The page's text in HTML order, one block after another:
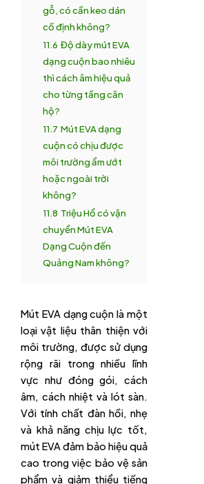
gỗ, có cần keo dán
cố định không?
11.6 Độ dày mút EVA
dạng cuộn bao nhiêu
thì cách âm hiệu quả
cho từng tầng căn
hộ?
11.7 Mút EVA dạng
cuộn có chịu được
môi trường ẩm ướt
hoặc ngoài trời
không?
11.8 Triệu Hổ có vận
chuyển Mút EVA
Dạng Cuộn đến
Quảng Nam không?
Mút EVA dạng cuộn là một
loại vật liệu thân thiện với
môi trường, được sử dụng
rộng rãi trong nhiều lĩnh
vực như đóng gói, cách
âm, cách nhiệt và lót sàn.
Với tính chất đàn hồi, nhẹ
và khả năng chịu lực tốt,
mút EVA đảm bảo hiệu quả
cao trong việc bảo vệ sản
phẩm và giảm thiểu tiếng